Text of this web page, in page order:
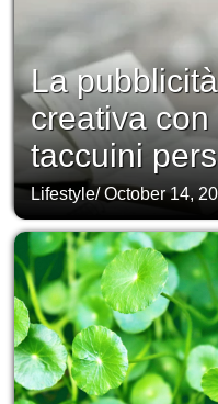
La
creativa con
taccuini
Lifestyle/October 14,